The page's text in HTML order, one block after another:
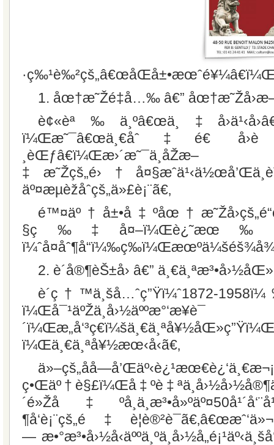
1. åœ†æ˜Žé‡å…‰ â€”
ï¼Œæ˜¯â€œä¸€åˆ‡é€
¸èŒƒâ€ï¼Œæ›´æ˜¯ä¸­åŽæ–
äº¤æµèžåˆçš„ä»£è¡¨ã€‚
2. è´å®¶èŠ±å›­ â€”
è´ç†™ä¸šå…ˆç”Ÿï¼ˆ1872-
ï¼Œå¯¹äºŽä¸­å›½äººæ°‘æ¥è¯
ï¼Œä¸€ä¸ªå¥½æœ‹å‹ã€‚
—